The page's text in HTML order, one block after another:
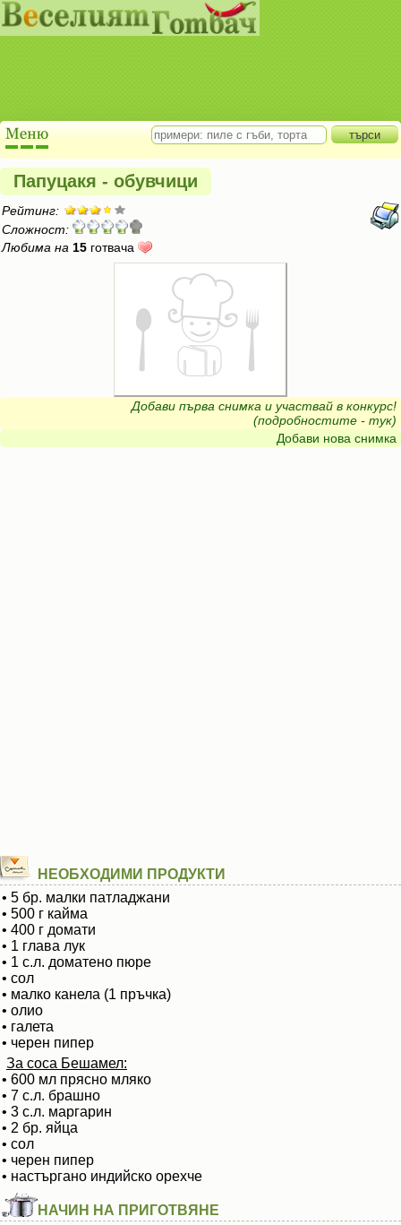
Папуцакя - обувчици
Рейтинг:
Сложност:
Любима на 15 готвача
Добави първа снимка и участвай в конкурс!
(подробностите - тук)
Добави нова снимка
НЕОБХОДИМИ ПРОДУКТИ
• 5 бр. малки патладжани
• 500 г кайма
• 400 г домати
• 1 глава лук
• 1 с.л. доматено пюре
• сол
• малко канела (1 пръчка)
• олио
• галета
• черен пипер
За соса Бешамел:
• 600 мл прясно мляко
• 7 с.л. брашно
• 3 с.л. маргарин
• 2 бр. яйца
• сол
• черен пипер
• настъргано индийско орехче
НАЧИН НА ПРИГОТВЯНЕ